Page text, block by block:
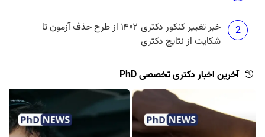
2
خبر تغییر کنکور دکتری ۱۴۰۲ از طرح حذف آزمون تا
شکایت از نتایج دکتری
آخرین اخبار دکتری تخصصی PhD